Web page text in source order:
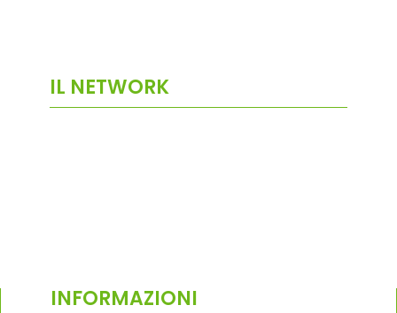
IL NETWORK
INFORMAZIONI